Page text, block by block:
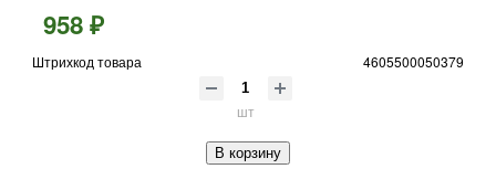
958 ₽
Штрихкод товара 4605500050379
шт
В корзину